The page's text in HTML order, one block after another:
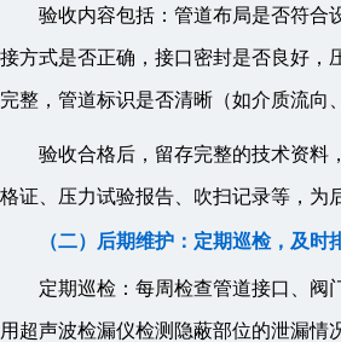
验收内容包括：管道布局是否符合
接方式是否正确，接口密封是否良好，
完整，管道标识是否清晰（如介质流向
验收合格后，留存完整的技术资料
格证、压力试验报告、吹扫记录等，为
（二）后期维护：定期巡检，及时
定期巡检：每周检查管道接口、阀
用超声波检漏仪检测隐蔽部位的泄漏情